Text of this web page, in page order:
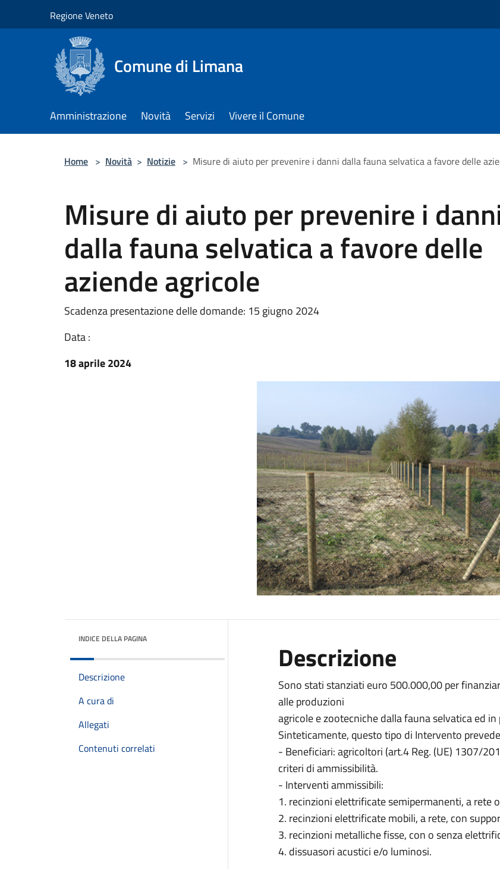
Regione Veneto
Comune di Limana
Amministrazione Novità Servizi Vivere il Comune
Home > Novità > Notizie > Misure di aiuto per prevenire i danni dalla fauna selvatica a favore delle
Misure di aiuto per prevenire i
dalla fauna selvatica a favore delle
aziende agricole
Scadenza presentazione delle domande: 15 giugno 2024
Data :
18 aprile 2024
INDICE DELLA PAGINA
Descrizione
A cura di
Allegati
Contenuti correlati
Descrizione
Sono stati stanziati euro 500.000,00 per
alle produzioni
agricole e zootecniche dalla fauna selvatica ed
Sinteticamente, questo tipo di Intervento
- Beneficiari: agricoltori (art.4 Reg. (UE) 1307/
criteri di ammissibilità.
- Interventi ammissibili:
1. recinzioni elettrificate semipermanenti, a rete
2. recinzioni elettrificate mobili, a rete, con
3. recinzioni metalliche fisse, con o senza
4. dissuasori acustici e/o luminosi.